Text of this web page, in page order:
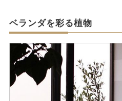
ベランダを彩る植物